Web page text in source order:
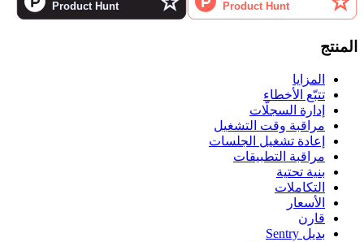
المنتج
المزايا
تتبّع الأخطاء
إدارة السجلّات
مراقبة وقت التشغيل
إعادة تشغيل الجلسات
مراقبة التطبيقات
بنية تحتية
التكاملات
الأسعار
قارن
بديل Sentry